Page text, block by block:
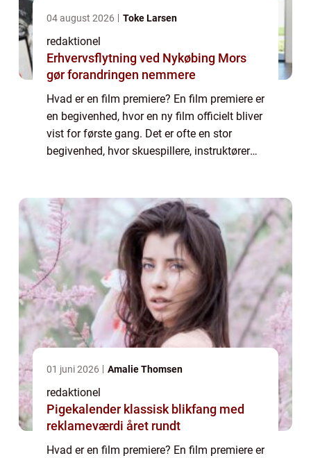
04 august 2026 Toke Larsen
redaktionel
Erhvervsflytning ved Nykøbing Mors
gør forandringen nemmere
Hvad er en film premiere? En film premiere er
en begivenhed, hvor en ny film officielt bliver
vist for første gang. Det er ofte en stor
begivenhed, hvor skuespillere, instruktører
01 juni 2026 Amalie Thomsen
redaktionel
Pigekalender klassisk blikfang med
reklameværdi året rundt
Hvad er en film premiere? En film premiere er